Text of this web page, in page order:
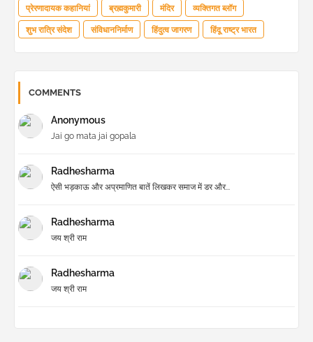
प्रेरणादायक कहानियां ब्रह्मकुमारी मंदिर व्यक्तिगत ब्लॉग
शुभ रात्रि संदेश संविधाननिर्माण हिंदुत्व जागरण हिंदू राष्ट्र भारत
COMMENTS
Anonymous
Jai go mata jai gopala
Radhesharma
ऐसी भड़काऊ और अप्रमाणित बातें लिखकर समाज में डर और...
Radhesharma
जय श्री राम
Radhesharma
जय श्री राम